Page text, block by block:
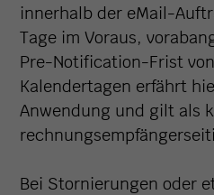
innerhalb der eMail-
Tage im Voraus,
Pre-Notification-Frist
Kalendertagen erfährt
Anwendung und gilt als
Bei Stornierungen oder